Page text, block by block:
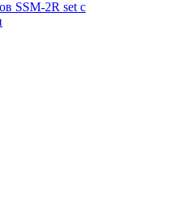
SSM-2R set с